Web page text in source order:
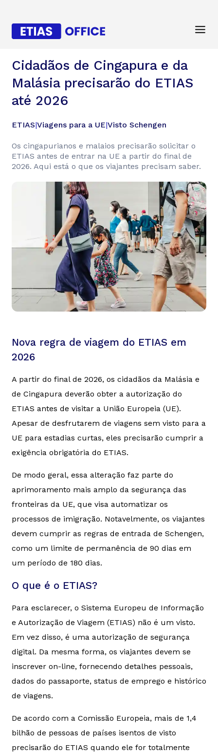
Cidadãos de Cingapura e da
Malásia precisarão do ETIAS
até 2026
ETIAS|Viagens para a UE|Visto Schengen
Os cingapurianos e malaios precisarão solicitar o
ETIAS antes de entrar na UE a partir do final de
2026. Aqui está o que os viajantes precisam saber.
Nova regra de viagem do ETIAS em
2026
A partir do final de 2026, os cidadãos da Malásia e
de Cingapura deverão obter a autorização do
ETIAS antes de visitar a União Europeia (UE).
Apesar de desfrutarem de viagens sem visto para a
UE para estadias curtas, eles precisarão cumprir a
exigência obrigatória do ETIAS.
De modo geral, essa alteração faz parte do
aprimoramento mais amplo da segurança das
fronteiras da UE, que visa automatizar os
processos de imigração. Notavelmente, os viajantes
devem cumprir as regras de entrada de Schengen,
como um limite de permanência de 90 dias em
um período de 180 dias.
O que é o ETIAS?
Para esclarecer, o Sistema Europeu de Informação
e Autorização de Viagem (ETIAS) não é um visto.
Em vez disso, é uma autorização de segurança
digital. Da mesma forma, os viajantes devem se
inscrever on-line, fornecendo detalhes pessoais,
dados do passaporte, status de emprego e histórico
de viagens.
De acordo com a Comissão Europeia, mais de 1,4
bilhão de pessoas de países isentos de visto
precisarão do ETIAS quando ele for totalmente